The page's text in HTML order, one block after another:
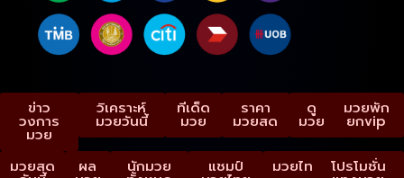
ข่าว
วงการ
มวย
วิเคราะห์
มวยวันนี้
ทีเด็ด
มวย
ราคา
มวยสด
ดู
มวย
มวยพัก
ยกvip
มวยสด ผล นักมวย แชมป์ มวยไทย โปรโมชั่น